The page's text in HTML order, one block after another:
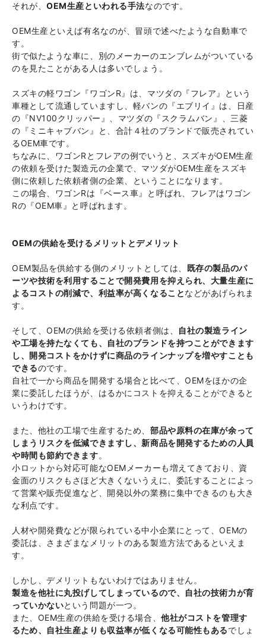
それが、OEM生産といわれる手法なのです。
OEM生産といえば有名なのが、冒頭で述べたような自動車で
す。
街で似たような車に、別のメーカーのエンブレムがついている
のを見たことがある人は多いでしょう。
スズキの軽ワゴン『ワゴンR』は、マツダの『フレア』という
車種として流通していますし、軽バンの『エブリイ』は、日産
の『NV100クリッパー』、マツダの『スクラムバン』、三菱
の『ミニキャブバン』と、合計４社のブランドで販売されてい
るOEM車です。
ちなみに、ワゴンRとフレアの例でいうと、スズキがOEM生産
の依頼を受けた製造元の企業で、マツダがOEM生産をスズキ
側に依頼した依頼者側の企業、ということになります。
この場合、ワゴンRは『ベース車』と呼ばれ、フレアはワゴン
Rの『OEM車』と呼ばれます。
OEMの供給を受けるメリットとデメリット
OEM製品を供給する側のメリットとしては、 既存の製品のパ
ーツや技術を利用することで開発費用を抑えられ、大量生産に
よるコストの削減で、利益率が高くなることなどがあげられま
す。
そして、OEMの供給を受ける依頼者側は、
自社の製造ライン
や工場を持たなくても、自社のブランドを持つことができます
し、開発コストをかけずに商品のラインナップを増やすことも
できるのです。
自社で一から商品を開発する場合と比べて、OEMをほかの企
業に委託したほうが、はるかにコストを抑えることができると
いうわけです。
また、他社の工場で生産するため、 部品や原料の在庫が余って
しまうリスクを低減できますし、新商品を開発するための人員
や時間も節約できます。
小ロットから対応可能なOEMメーカーも増えてきており、資
金面のリスクもさほど大きくないうえに、委託することによっ
て営業や販売促進など、開発以外の業務に集中できるのも大き
な利点です。
人材や開発費などが限られている中小企業にとって、OEMの
委託は、さまざまなメリットのある製造方法であるといえま
す。
しかし、デメリットもないわけではありません。
製造を他社に丸投げしてしまっているので、自社の技術力が育
っていかないという問題が一つ。
また、OEM生産の供給を受ける場合、他社がコストを管理す
るため、自社生産よりも収益率が低くなる可能性もあるでしょ